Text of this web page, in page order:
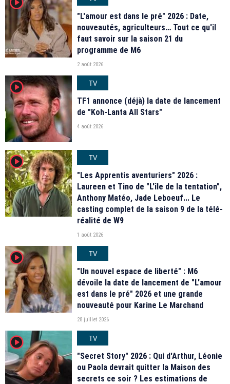
"L'amour est dans le pré" 2026 : Date,
nouveautés, agriculteurs… Tout ce qu'il
faut savoir sur la saison 21 du
programme de M6
2 août 2026
player2
TV
TF1 annonce (déjà) la date de lancement
de "Koh-Lanta All Stars"
4 août 2026
player2
TV
"Les Apprentis aventuriers" 2026 :
Laureen et Tino de "L'île de la tentation",
Anthony Matéo, Jade Leboeuf... Le
casting complet de la saison 9 de la télé-
réalité de W9
1 août 2026
player2
TV
"Un nouvel espace de liberté" : M6
dévoile la date de lancement de "L'amour
est dans le pré" 2026 et une grande
nouveauté pour Karine Le Marchand
28 juillet 2026
player2
TV
"Secret Story" 2026 : Qui d'Arthur, Léonie
ou Paola devrait quitter la Maison des
secrets ce soir ? Les estimations de